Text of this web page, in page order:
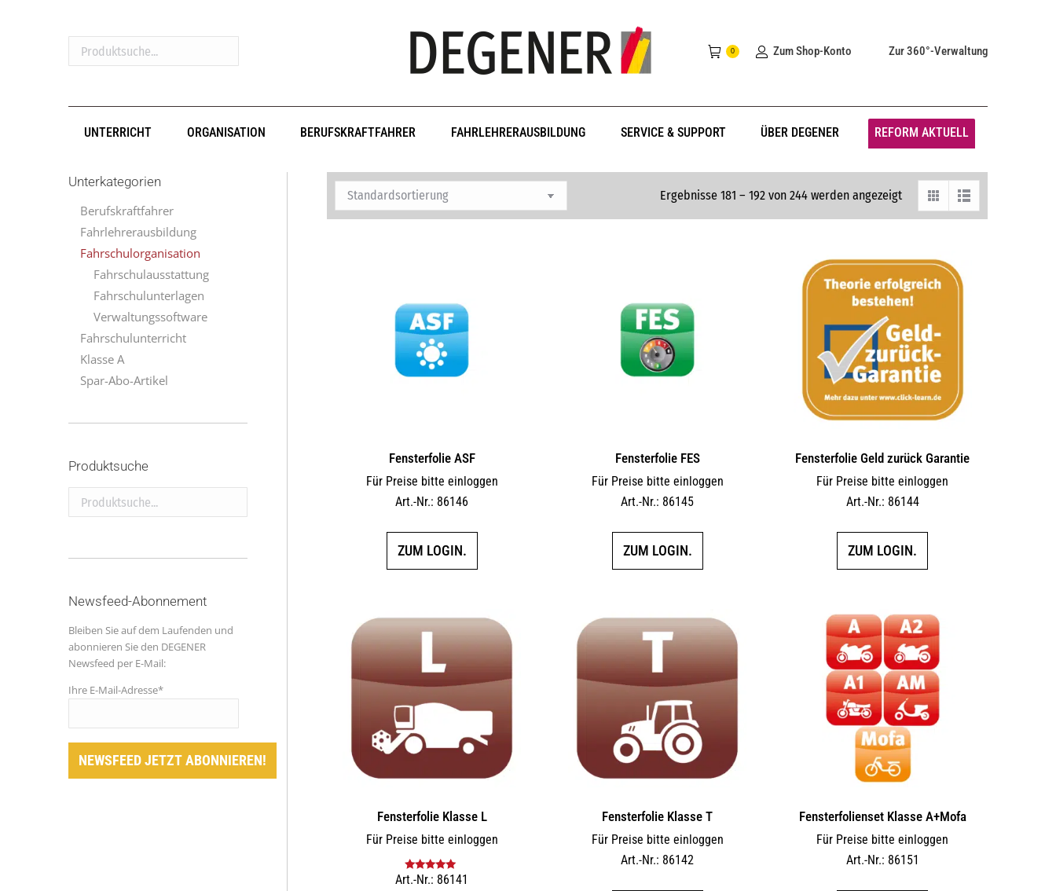
Produktsuche...
0 Zum Shop-Konto Zur 360°-Verwaltung
UNTERRICHT ORGANISATION BERUFSKRAFTFAHRER FAHRLEHRERAUSBILDUNG SERVICE & SUPPORT ÜBER DEGENER REFORM AKTUELL
Ergebnisse 181 – 192 von 244 werden angezeigt
Fensterfolie ASF
Für Preise bitte einloggen
Art.-Nr.: 86146
ZUM LOGIN.
Fensterfolie FES
Für Preise bitte einloggen
Art.-Nr.: 86145
ZUM LOGIN.
Fensterfolie Geld zurück Garantie
Für Preise bitte einloggen
Art.-Nr.: 86144
ZUM LOGIN.
Fensterfolie Klasse L
Für Preise bitte einloggen
Bewertet mit
Art.-Nr.: 86141
Fensterfolie Klasse T
Für Preise bitte einloggen
Art.-Nr.: 86142
Fensterfolienset Klasse A+Mofa
Für Preise bitte einloggen
Art.-Nr.: 86151
Unterkategorien
Berufskraftfahrer
Fahrlehrerausbildung
Fahrschulorganisation
Fahrschulausstattung
Fahrschulunterlagen
Verwaltungssoftware
Fahrschulunterricht
Klasse A
Spar-Abo-Artikel
Produktsuche
Produktsuche...
Newsfeed-Abonnement
Bleiben Sie auf dem Laufenden und
abonnieren Sie den DEGENER
Newsfeed per E-Mail:
Ihre E-Mail-Adresse*